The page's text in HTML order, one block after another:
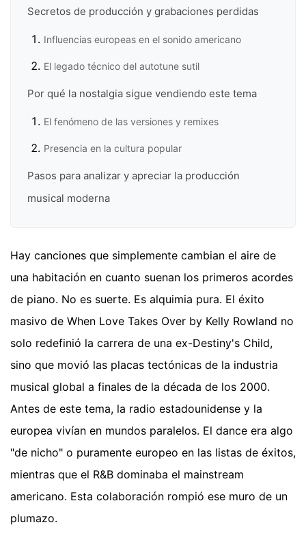
Secretos de producción y grabaciones perdidas
Influencias europeas en el sonido americano
El legado técnico del autotune sutil
Por qué la nostalgia sigue vendiendo este tema
El fenómeno de las versiones y remixes
Presencia en la cultura popular
Pasos para analizar y apreciar la producción
musical moderna
Hay canciones que simplemente cambian el aire de
una habitación en cuanto suenan los primeros acordes
de piano. No es suerte. Es alquimia pura. El éxito
masivo de When Love Takes Over by Kelly Rowland no
solo redefinió la carrera de una ex-Destiny's Child,
sino que movió las placas tectónicas de la industria
musical global a finales de la década de los 2000.
Antes de este tema, la radio estadounidense y la
europea vivían en mundos paralelos. El dance era algo
"de nicho" o puramente europeo en las listas de éxitos,
mientras que el R&B dominaba el mainstream
americano. Esta colaboración rompió ese muro de un
plumazo.